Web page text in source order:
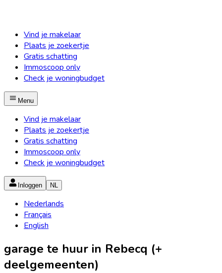
Vind je makelaar
Plaats je zoekertje
Gratis schatting
Immoscoop only
Check je woningbudget
Menu
Vind je makelaar
Plaats je zoekertje
Gratis schatting
Immoscoop only
Check je woningbudget
Inloggen NL
Nederlands
Français
English
garage te huur in Rebecq (+
deelgemeenten)